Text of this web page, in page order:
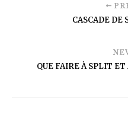
CASCADE DE
QUE FAIRE À SPLIT ET